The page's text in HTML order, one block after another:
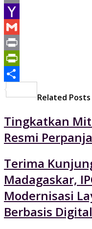
Email
Yahoo
Mail
Gmail
Print
PrintFriendly
Related Posts
Tingkatkan
Resmi
Terima
Madagaskar,
Modernisasi
Berbasis Digital